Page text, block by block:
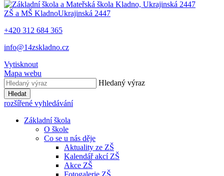
ZŠ a MŠ KladnoUkrajinská 2447
+420 312 684 365
info@14zskladno.cz
Vytisknout
Mapa webu
Hledaný výraz
Hledat
rozšířené vyhledávání
Základní škola
O škole
Co se u nás děje
Aktuality ze ZŠ
Kalendář akcí ZŠ
Akce ZŠ
Fotogalerie ZŠ